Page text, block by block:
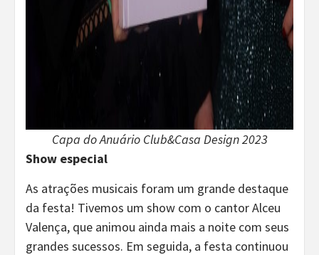
Capa do Anuário Club&Casa Design 2023
Show especial
As atrações musicais foram um grande destaque
da festa! Tivemos um show com o cantor Alceu
Valença, que animou ainda mais a noite com seus
grandes sucessos. Em seguida, a festa continuou